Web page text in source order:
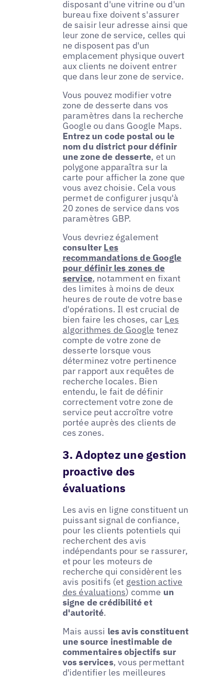
disposant d'une vitrine ou d'un
bureau fixe doivent s'assurer
de saisir leur adresse ainsi que
leur zone de service, celles qui
ne disposent pas d'un
emplacement physique ouvert
aux clients ne doivent entrer
que dans leur zone de service.
Vous pouvez modifier votre
zone de desserte dans vos
paramètres dans la recherche
Google ou dans Google Maps.
Entrez un code postal ou le
nom du district pour définir
une zone de desserte, et un
polygone apparaîtra sur la
carte pour afficher la zone que
vous avez choisie. Cela vous
permet de configurer jusqu'à
20 zones de service dans vos
paramètres GBP.
Vous devriez également
consulter Les
recommandations de Google
pour définir les zones de
service, notamment en fixant
des limites à moins de deux
heures de route de votre base
d'opérations. Il est crucial de
bien faire les choses, car Les
algorithmes de Google tenez
compte de votre zone de
desserte lorsque vous
déterminez votre pertinence
par rapport aux requêtes de
recherche locales. Bien
entendu, le fait de définir
correctement votre zone de
service peut accroître votre
portée auprès des clients de
ces zones.
3. Adoptez une gestion
proactive des
évaluations
Les avis en ligne constituent un
puissant signal de confiance,
pour les clients potentiels qui
recherchent des avis
indépendants pour se rassurer,
et pour les moteurs de
recherche qui considèrent les
avis positifs (et gestion active
des évaluations) comme un
signe de crédibilité et
d'autorité.
Mais aussi les avis constituent
une source inestimable de
commentaires objectifs sur
vos services, vous permettant
d'identifier les meilleures